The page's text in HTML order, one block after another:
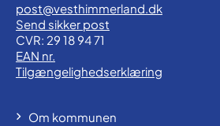
post@vesthimmerland.dk
Send sikker post
CVR: 29 18 94 71
EAN nr.
Tilgængelighedserklæring
Om kommunen